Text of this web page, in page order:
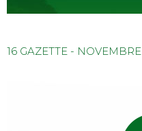
16 GAZETTE -